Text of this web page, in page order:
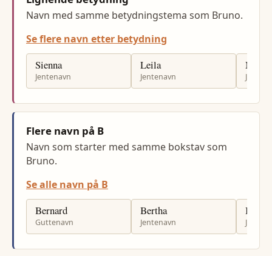
Navn med samme betydningstema som Bruno.
Se flere navn etter betydning
Sienna
Jentenavn
Leila
Jentenavn
Flere navn på B
Navn som starter med samme bokstav som
Bruno.
Se alle navn på B
Bernard
Guttenavn
Bertha
Jentenavn
Bente